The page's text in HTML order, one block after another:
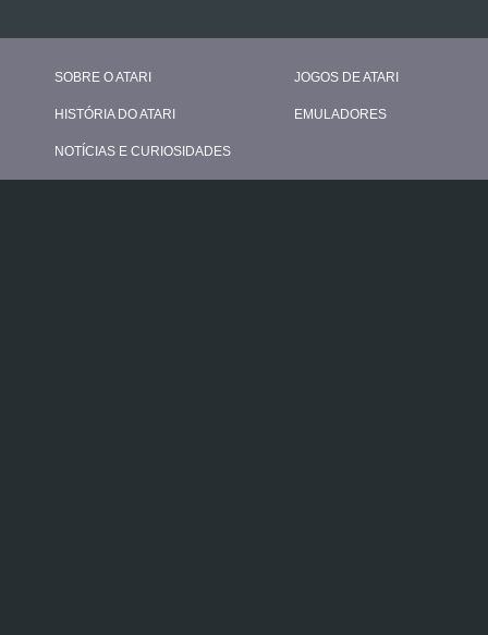
SOBRE O ATARI
HISTÓRIA DO ATARI
NOTÍCIAS E CURIOSIDADES
JOGOS DE ATARI
EMULADORES